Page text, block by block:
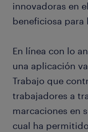
innovadoras en
beneficiosa para
En línea con lo
una aplicación
Trabajo que
trabajadores a
marcaciones en
cual ha